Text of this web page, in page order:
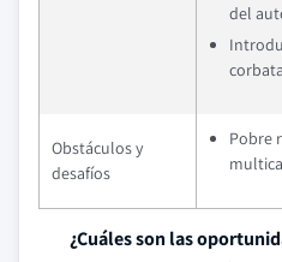
del
Obstáculos y
desafíos
Pobre
¿Cuáles son las